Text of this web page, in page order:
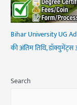
Bihar University UG
की अंतिम तिथि, डॉक्युमेंट्स
Search